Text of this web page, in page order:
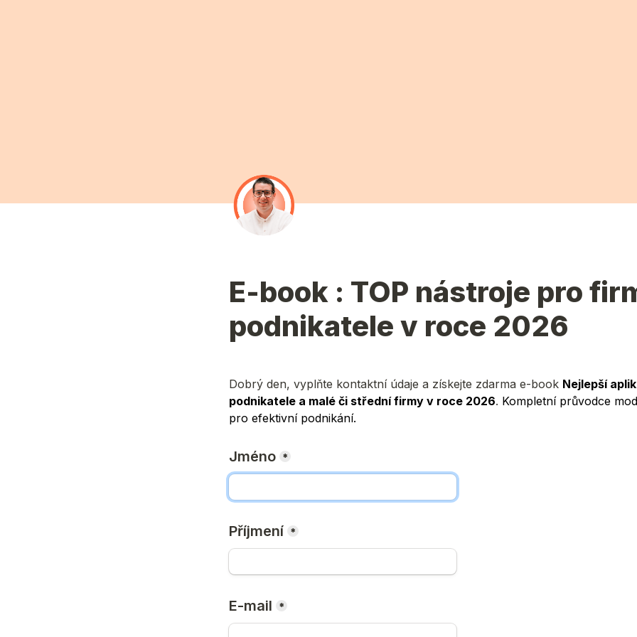
E-book : TOP nástroje pro
podnikatele v roce 2026
Dobrý den, vyplňte kontaktní údaje a získejte zdarma e-book Nejlepší
podnikatele a malé či střední firmy v roce 2026. Kompletní průvodce
pro efektivní podnikání.
Jméno *
Příjmení *
E-mail *